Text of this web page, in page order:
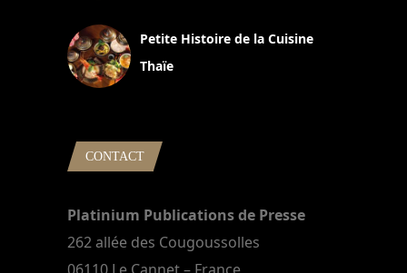
Petite Histoire de la Cuisine
Thaïe
CONTACT
Platinium Publications de Presse
262 allée des Cougoussolles